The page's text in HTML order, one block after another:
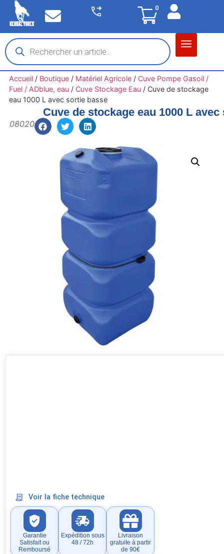
0
Accueil/ Boutique/ Matériel Agricole/ Cuve Pompe Gasoil /
Fuel / ADblue, eau/ Cuve Stockage Eau/ Cuve de stockage
eau 1000 L avec sortie basse
Cuve de stockage eau 1000 L
08020
Voir la fiche technique
Garantie
Satisfait ou
Remboursé
Expédition sous
48 / 72h
Livraison
gratuite à partir
de 90€